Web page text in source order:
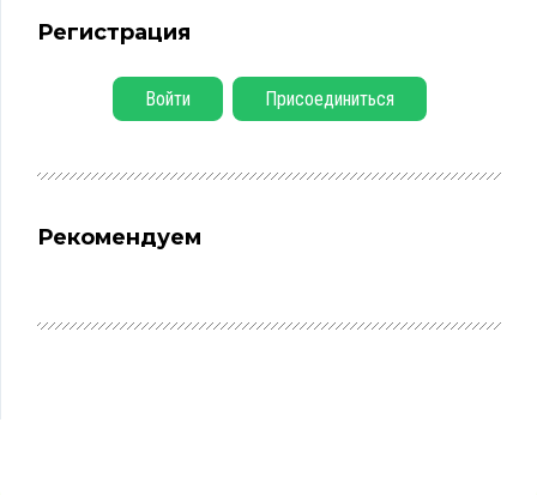
Регистрация
Войти Присоединиться
Рекомендуем